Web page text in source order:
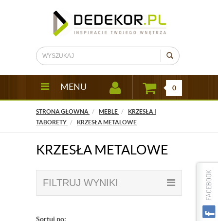
MENU 0
STRONA GŁÓWNA MEBLE
KRZESŁA I
TABORETY
KRZESŁA METALOWE
KRZESŁA METALOWE
FILTRUJ WYNIKI
Sortuj po: